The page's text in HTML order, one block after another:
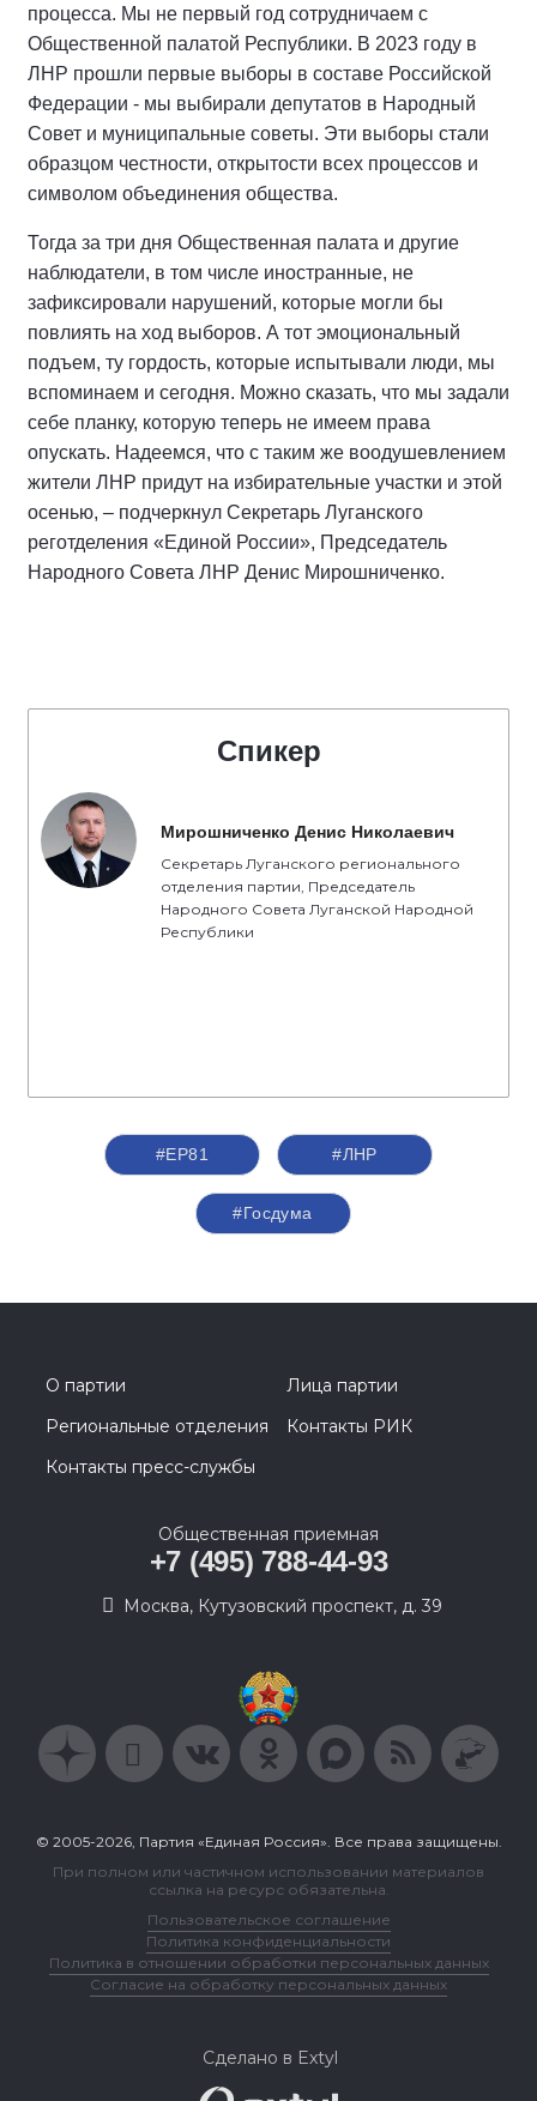
процесса. Мы не первый год сотрудничаем с
Общественной палатой Республики. В 2023 году в
ЛНР прошли первые выборы в составе Российской
Федерации - мы выбирали депутатов в Народный
Совет и муниципальные советы. Эти выборы стали
образцом честности, открытости всех процессов и
символом объединения общества.
Тогда за три дня Общественная палата и другие
наблюдатели, в том числе иностранные, не
зафиксировали нарушений, которые могли бы
повлиять на ход выборов. А тот эмоциональный
подъем, ту гордость, которые испытывали люди, мы
вспоминаем и сегодня. Можно сказать, что мы задали
себе планку, которую теперь не имеем права
опускать. Надеемся, что с таким же воодушевлением
жители ЛНР придут на избирательные участки и этой
осенью, – подчеркнул Секретарь Луганского
реготделения «Единой России», Председатель
Народного Совета ЛНР Денис Мирошниченко.
Спикер
Мирошниченко Денис Николаевич
Секретарь Луганского регионального
отделения партии, Председатель
Народного Совета Луганской Народной
Республики
#ЕР81 #ЛНР
#Госдума
О партии
Лица партии
Региональные отделения
Контакты РИК
Контакты пресс-службы
Общественная приемная
+7 (495) 788-44-93
Москва, Кутузовский проспект, д. 39
© 2005-2026, Партия «Единая Россия». Все права защищены.
При полном или частичном использовании материалов
ссылка на ресурс обязательна.
Пользовательское соглашение
Политика конфиденциальности
Политика в отношении обработки персональных данных
Согласие на обработку персональных данных
Сделано в Extyl